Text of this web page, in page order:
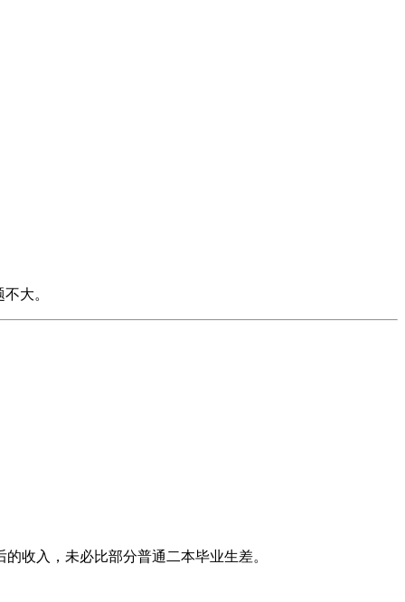
大。
收入，未必比部分普通二本毕业生差。